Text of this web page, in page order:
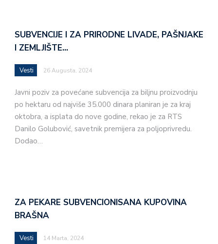
SUBVENCIJE I ZA PRIRODNE LIVADE, PAŠNJAKE
I ZEMLJIŠTE…
Vesti 26 Augusta, 2024
Javni poziv za povećane subvencija za biljnu proizvodnju
po hektaru od najviše 35.000 dinara planiran je za kraj
oktobra, a isplata do nove godine, rekao je za RTS
Danilo Golubović, savetnik premijera za poljoprivredu.
Dodao…
ZA PEKARE SUBVENCIONISANA KUPOVINA
BRAŠNA
Vesti 14 Marta, 2024